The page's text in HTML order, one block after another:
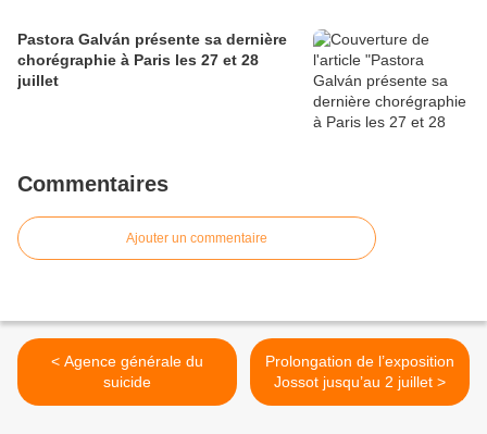
Pastora Galván présente sa dernière
chorégraphie à Paris les 27 et 28
juillet
Commentaires
Ajouter un commentaire
< Agence générale du
suicide
Prolongation de l’exposition
Jossot jusqu’au 2 juillet >